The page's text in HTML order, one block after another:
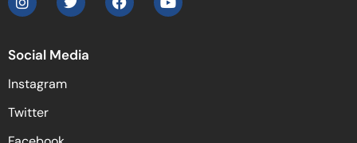
Social Media
Instagram
Twitter